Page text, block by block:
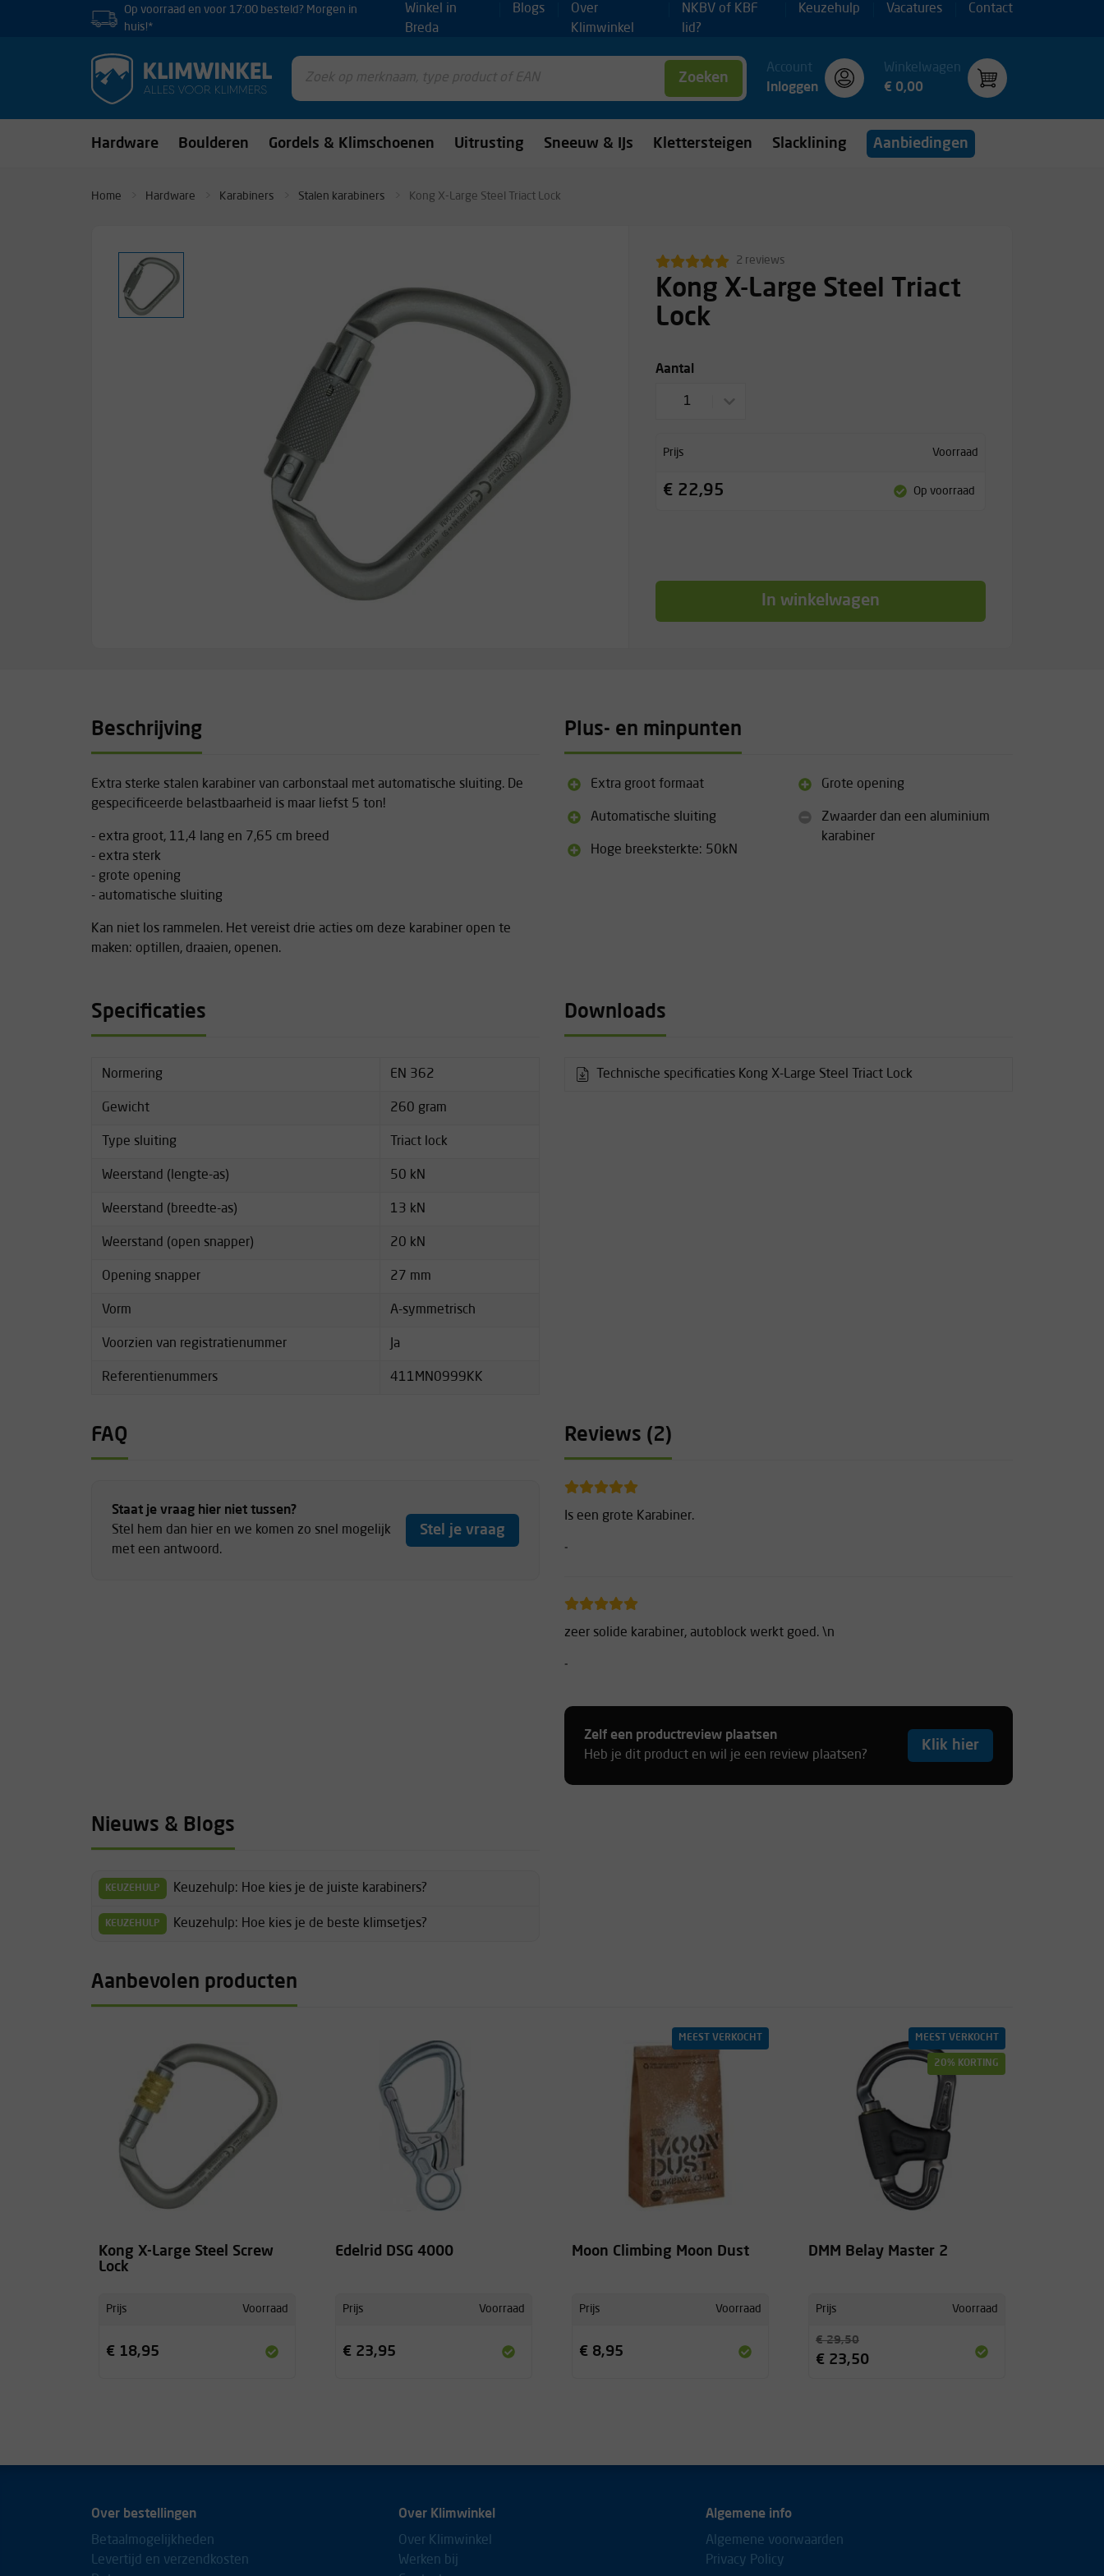
Op voorraad en voor 17:00 besteld? Morgen in
huis!*
Winkel in
Breda
Blogs
Over
Klimwinkel
NKBV of KBF
lid?
Keuzehulp Vacatures Contact
Zoeken
Account
Inloggen
Winkelwagen
€ 0,00
Hardware Boulderen Gordels & Klimschoenen Uitrusting Sneeuw & IJs Klettersteigen Slacklining Aanbiedingen
Home Hardware Karabiners Stalen karabiners Kong X-Large Steel Triact Lock
2 reviews
Kong X-Large Steel Triact
Lock
Aantal
1
Prijs Voorraad
€ 22,95 Op voorraad
In winkelwagen
Beschrijving
Extra sterke stalen karabiner van carbonstaal met automatische sluiting. De
gespecificeerde belastbaarheid is maar liefst 5 ton!
- extra groot, 11,4 lang en 7,65 cm breed
- extra sterk
- grote opening
- automatische sluiting
Kan niet los rammelen. Het vereist drie acties om deze karabiner open te
maken: optillen, draaien, openen.
Plus- en minpunten
Extra groot formaat
Automatische sluiting
Hoge breeksterkte: 50kN
Grote opening
Zwaarder dan een aluminium
karabiner
Specificaties
Normering EN 362
Gewicht 260 gram
Type sluiting Triact lock
Weerstand (lengte-as) 50 kN
Weerstand (breedte-as) 13 kN
Weerstand (open snapper) 20 kN
Opening snapper 27 mm
Vorm A-symmetrisch
Voorzien van registratienummer Ja
Referentienummers 411MN0999KK
Downloads
Technische specificaties Kong X-Large Steel Triact Lock
FAQ
Staat je vraag hier niet tussen?
Stel hem dan hier en we komen zo snel mogelijk
met een antwoord.
Stel je vraag
Reviews (2)
Is een grote Karabiner.
-
zeer solide karabiner, autoblock werkt goed. \n
-
Zelf een productreview plaatsen
Heb je dit product en wil je een review plaatsen?
Klik hier
Nieuws & Blogs
KEUZEHULP Keuzehulp: Hoe kies je de juiste karabiners?
KEUZEHULP Keuzehulp: Hoe kies je de beste klimsetjes?
Aanbevolen producten
Kong X-Large Steel Screw
Lock
Prijs Voorraad
€ 18,95
Edelrid DSG 4000
Prijs Voorraad
€ 23,95
MEEST VERKOCHT
Moon Climbing Moon Dust
Prijs Voorraad
€ 8,95
MEEST VERKOCHT
20% KORTING
DMM Belay Master 2
Prijs Voorraad
€ 29,50
€ 23,50
Over bestellingen
Betaalmogelijkheden
Levertijd en verzendkosten
Over Klimwinkel
Over Klimwinkel
Werken bij
Algemene info
Algemene voorwaarden
Privacy Policy